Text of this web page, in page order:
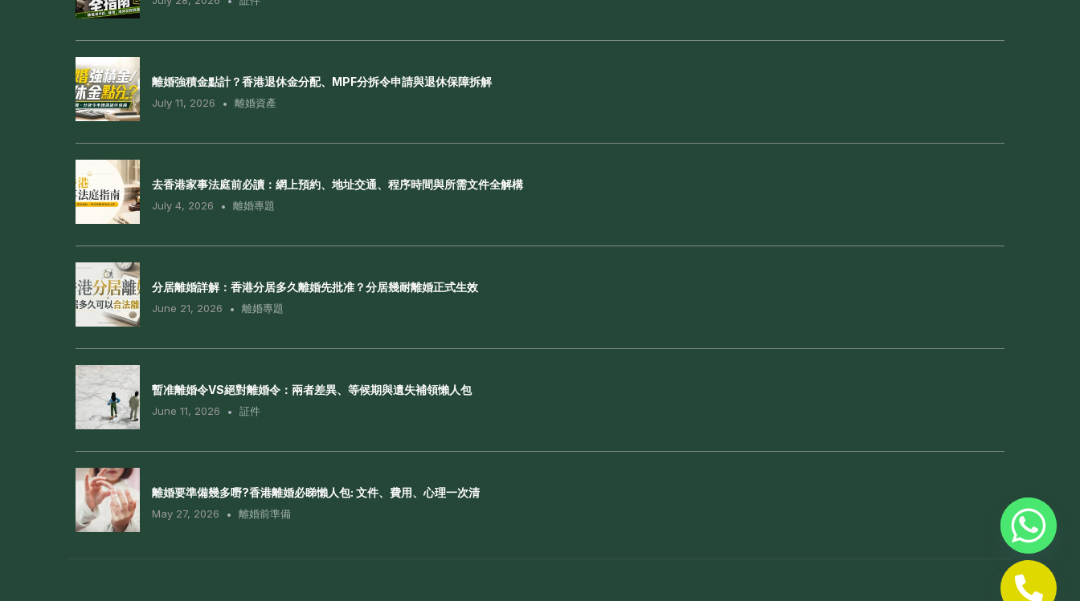
離婚強積金點計？香港退休金分配、MPF分拆令申請與退休保障拆解
July 11, 2026 離婚資產
去香港家事法庭前必讀：網上預約、地址交通、程序時間與所需文件全解構
July 4, 2026 離婚專題
分居離婚詳解：香港分居多久離婚先批准？分居幾耐離婚正式生效
June 21, 2026 離婚專題
暫准離婚令VS絕對離婚令：兩者差異、等候期與遺失補領懶人包
June 11, 2026 証件
離婚要準備幾多嘢?香港離婚必睇懶人包: 文件、費用、心理一次清
May 27, 2026 離婚前準備